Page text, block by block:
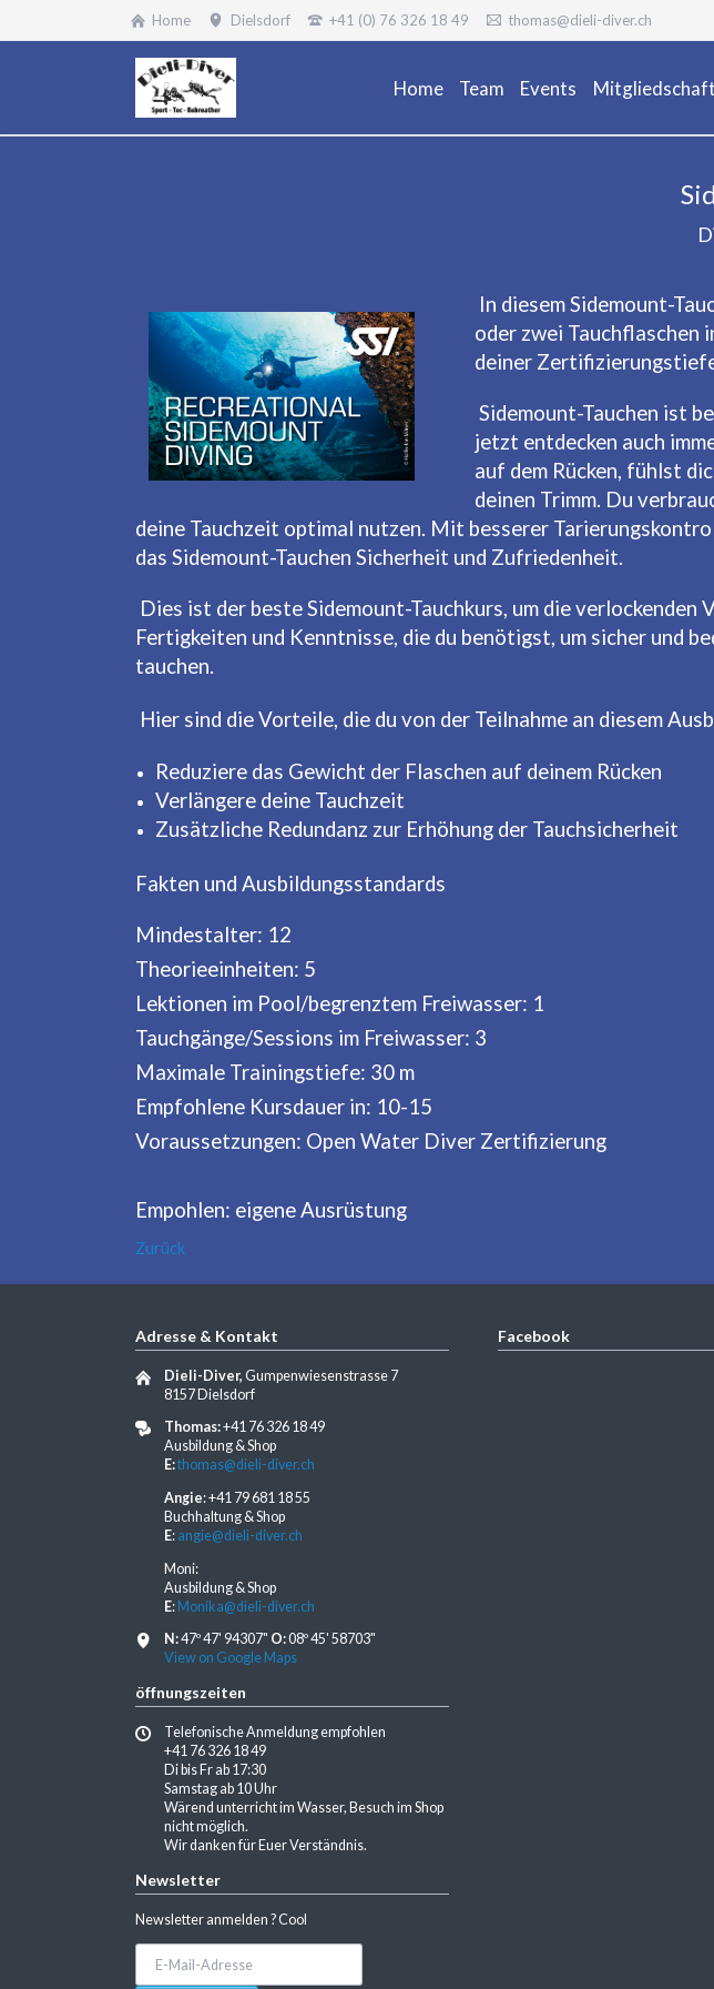
Home Dielsdorf +41 (0) 76 326 18 49 thomas@dieli-diver.ch
Home Team Events Mitgliedschaft
In diesem Sidemount-
oder zwei Tauchflaschen
deiner
Sidemount-Tauchen ist
jetzt entdecken auch
auf dem Rücken, fühlst
deinen Trimm. Du
deine Tauchzeit optimal nutzen. Mit besserer
das Sidemount-Tauchen Sicherheit und Zufriedenheit.
Dies ist der beste Sidemount-Tauchkurs, um die
Fertigkeiten und Kenntnisse, die du benötigst, um sicher und
tauchen.
Hier sind die Vorteile, die du von der Teilnahme an diesem
Reduziere das Gewicht der Flaschen auf deinem Rücken
Verlängere deine Tauchzeit
Zusätzliche Redundanz zur Erhöhung der Tauchsicherheit
Fakten und Ausbildungsstandards
Mindestalter: 12
Theorieeinheiten: 5
Lektionen im Pool/begrenztem Freiwasser: 1
Tauchgänge/Sessions im Freiwasser: 3
Maximale Trainingstiefe: 30 m
Empfohlene Kursdauer in: 10-15
Voraussetzungen: Open Water Diver Zertifizierung
Empohlen: eigene Ausrüstung
Zurück
Adresse & Kontakt
Dieli-Diver,Gumpenwiesenstrasse 7
8157 Dielsdorf
Thomas:+41 76 326 18 49
Ausbildung & Shop
E:thomas@dieli-diver.ch
Angie: +41 79 681 18 55
Buchhaltung & Shop
E: angie@dieli-diver.ch
Moni:
Ausbildung & Shop
E: Monika@dieli-diver.ch
N:47º 47' 94307" O:08º 45' 58703"
View on Google Maps
öffnungszeiten
Telefonische Anmeldung empfohlen
+41 76 326 18 49
Di bis Fr ab 17:30
Samstag ab 10 Uhr
Wärend unterricht im Wasser, Besuch im Shop
nicht möglich.
Wir danken für Euer Verständnis.
Newsletter
Newsletter anmelden ? Cool
Facebook